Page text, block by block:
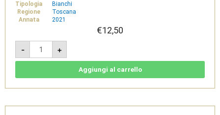
Tipologia
Bianchi
Regione
Toscana
Annata
2021
€12,50
-
Bianco
Toscana
IGT
2021
+
Aggiungi al carrello